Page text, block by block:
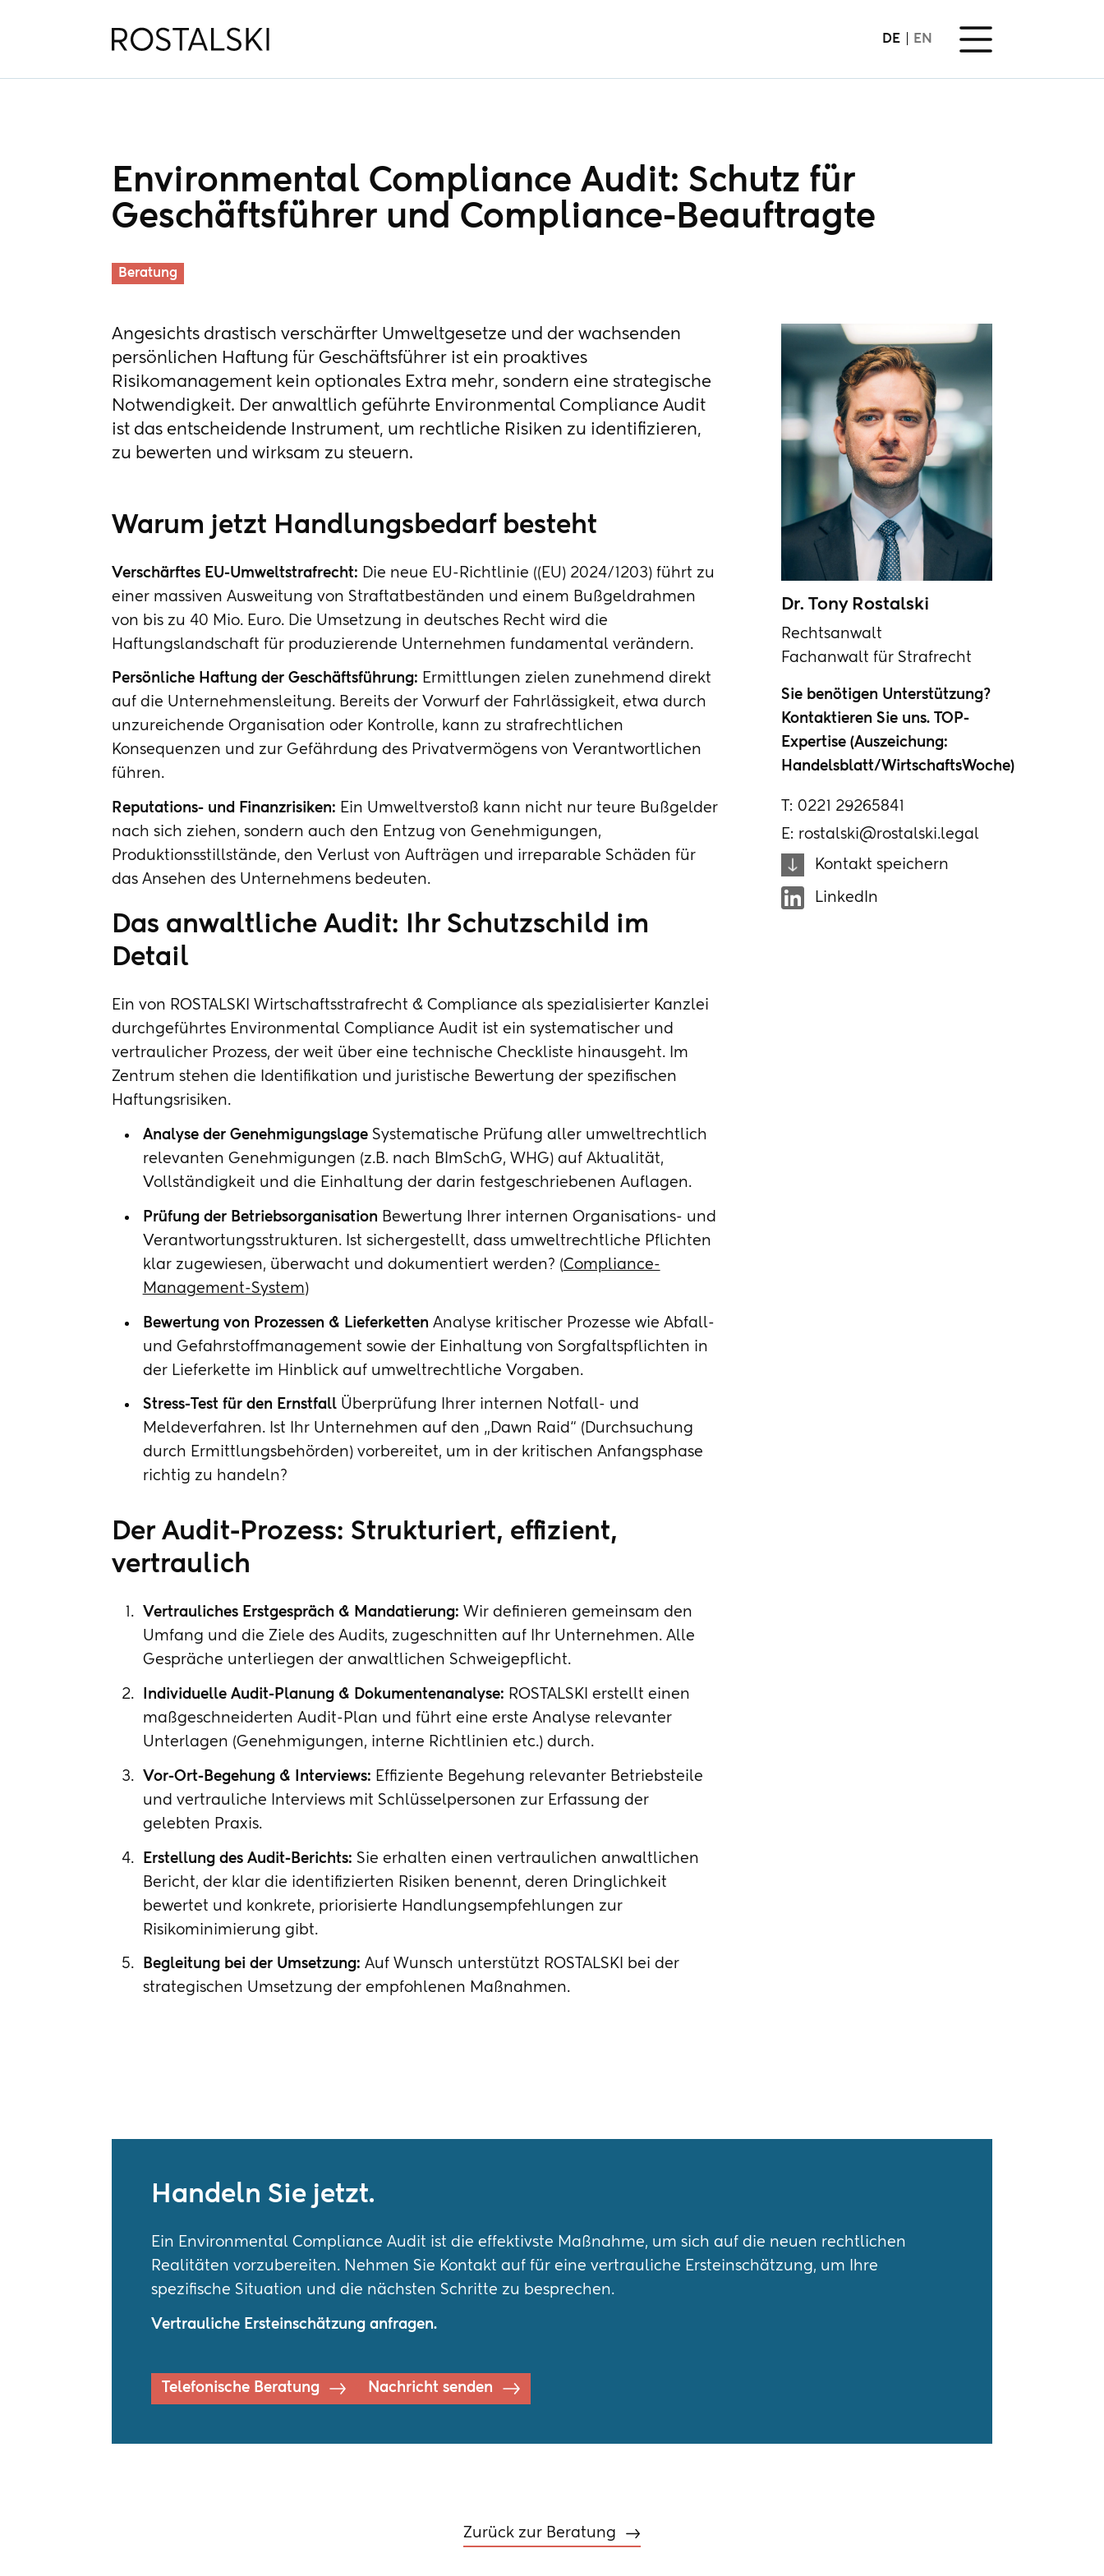
DE EN
Environmental Compliance Audit: Schutz für
Geschäftsführer und Compliance-Beauftragte
Beratung
Angesichts drastisch verschärfter Umweltgesetze und der wachsenden
persönlichen Haftung für Geschäftsführer ist ein proaktives
Risikomanagement kein optionales Extra mehr, sondern eine strategische
Notwendigkeit. Der anwaltlich geführte Environmental Compliance Audit
ist das entscheidende Instrument, um rechtliche Risiken zu identifizieren,
zu bewerten und wirksam zu steuern.
Warum jetzt Handlungsbedarf besteht
Verschärftes EU-Umweltstrafrecht: Die neue EU-Richtlinie ((EU) 2024/1203) führt zu
einer massiven Ausweitung von Straftatbeständen und einem Bußgeldrahmen
von bis zu 40 Mio. Euro. Die Umsetzung in deutsches Recht wird die
Haftungslandschaft für produzierende Unternehmen fundamental verändern.
Persönliche Haftung der Geschäftsführung: Ermittlungen zielen zunehmend direkt
auf die Unternehmensleitung. Bereits der Vorwurf der Fahrlässigkeit, etwa durch
unzureichende Organisation oder Kontrolle, kann zu strafrechtlichen
Konsequenzen und zur Gefährdung des Privatvermögens von Verantwortlichen
führen.
Reputations- und Finanzrisiken: Ein Umweltverstoß kann nicht nur teure Bußgelder
nach sich ziehen, sondern auch den Entzug von Genehmigungen,
Produktionsstillstände, den Verlust von Aufträgen und irreparable Schäden für
das Ansehen des Unternehmens bedeuten.
Das anwaltliche Audit: Ihr Schutzschild im
Detail
Ein von ROSTALSKI Wirtschaftsstrafrecht & Compliance als spezialisierter Kanzlei
durchgeführtes Environmental Compliance Audit ist ein systematischer und
vertraulicher Prozess, der weit über eine technische Checkliste hinausgeht. Im
Zentrum stehen die Identifikation und juristische Bewertung der spezifischen
Haftungsrisiken.
Analyse der GenehmigungslageSystematische Prüfung aller umweltrechtlich
relevanten Genehmigungen (z.B. nach BImSchG, WHG) auf Aktualität,
Vollständigkeit und die Einhaltung der darin festgeschriebenen Auflagen.
Prüfung der Betriebsorganisation Bewertung Ihrer internen Organisations- und
Verantwortungsstrukturen. Ist sichergestellt, dass umweltrechtliche Pflichten
klar zugewiesen, überwacht und dokumentiert werden? (Compliance-
Management-System)
Bewertung von Prozessen & Lieferketten Analyse kritischer Prozesse wie Abfall-
und Gefahrstoffmanagement sowie der Einhaltung von Sorgfaltspflichten in
der Lieferkette im Hinblick auf umweltrechtliche Vorgaben.
Stress-Test für den ErnstfallÜberprüfung Ihrer internen Notfall- und
Meldeverfahren. Ist Ihr Unternehmen auf den „Dawn Raid“ (Durchsuchung
durch Ermittlungsbehörden) vorbereitet, um in der kritischen Anfangsphase
richtig zu handeln?
Der Audit-Prozess: Strukturiert, effizient,
vertraulich
Vertrauliches Erstgespräch & Mandatierung: Wir definieren gemeinsam den
Umfang und die Ziele des Audits, zugeschnitten auf Ihr Unternehmen. Alle
Gespräche unterliegen der anwaltlichen Schweigepflicht.
Individuelle Audit-Planung & Dokumentenanalyse: ROSTALSKI erstellt einen
maßgeschneiderten Audit-Plan und führt eine erste Analyse relevanter
Unterlagen (Genehmigungen, interne Richtlinien etc.) durch.
Vor-Ort-Begehung & Interviews: Effiziente Begehung relevanter Betriebsteile
und vertrauliche Interviews mit Schlüsselpersonen zur Erfassung der
gelebten Praxis.
Erstellung des Audit-Berichts: Sie erhalten einen vertraulichen anwaltlichen
Bericht, der klar die identifizierten Risiken benennt, deren Dringlichkeit
bewertet und konkrete, priorisierte Handlungsempfehlungen zur
Risikominimierung gibt.
Begleitung bei der Umsetzung: Auf Wunsch unterstützt ROSTALSKI bei der
strategischen Umsetzung der empfohlenen Maßnahmen.
Dr. Tony Rostalski
Rechtsanwalt
Fachanwalt für Strafrecht
Sie benötigen Unterstützung?
Kontaktieren Sie uns. TOP-
Expertise (Auszeichung:
Handelsblatt/WirtschaftsWoche)
T: 0221 29265841
E: rostalski@rostalski.legal
Kontakt speichern
LinkedIn
Handeln Sie jetzt.
Ein Environmental Compliance Audit ist die effektivste Maßnahme, um sich auf die neuen rechtlichen
Realitäten vorzubereiten. Nehmen Sie Kontakt auf für eine vertrauliche Ersteinschätzung, um Ihre
spezifische Situation und die nächsten Schritte zu besprechen.
Vertrauliche Ersteinschätzung anfragen.
Telefonische Beratung Nachricht senden
Zurück zur Beratung